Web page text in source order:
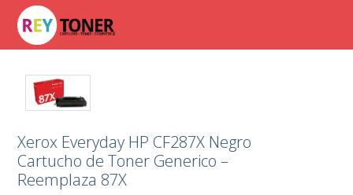
Xerox Everyday HP CF287X Negro
Cartucho de Toner Generico –
Reemplaza 87X